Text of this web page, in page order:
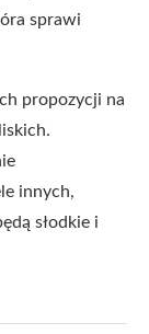
sprawi
propozycji na
innych,
słodkie i